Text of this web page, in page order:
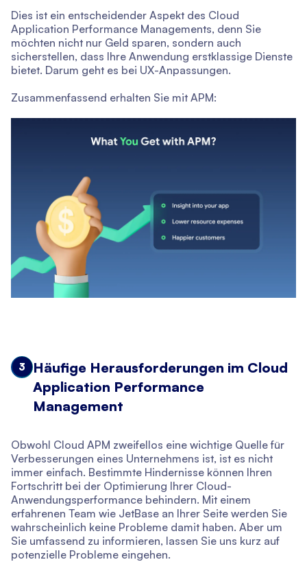
Dies ist ein entscheidender Aspekt des Cloud
Application Performance Managements, denn Sie
möchten nicht nur Geld sparen, sondern auch
sicherstellen, dass Ihre Anwendung erstklassige Dienste
bietet. Darum geht es bei UX-Anpassungen.
Zusammenfassend erhalten Sie mit APM:
3
Häufige Herausforderungen im Cloud
Application Performance
Management
Obwohl Cloud APM zweifellos eine wichtige Quelle für
Verbesserungen eines Unternehmens ist, ist es nicht
immer einfach. Bestimmte Hindernisse können Ihren
Fortschritt bei der Optimierung Ihrer Cloud-
Anwendungsperformance behindern. Mit einem
erfahrenen Team wie JetBase an Ihrer Seite werden Sie
wahrscheinlich keine Probleme damit haben. Aber um
Sie umfassend zu informieren, lassen Sie uns kurz auf
potenzielle Probleme eingehen.